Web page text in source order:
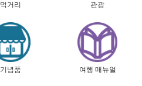
먹거리 관광
기념품 여행 매뉴얼